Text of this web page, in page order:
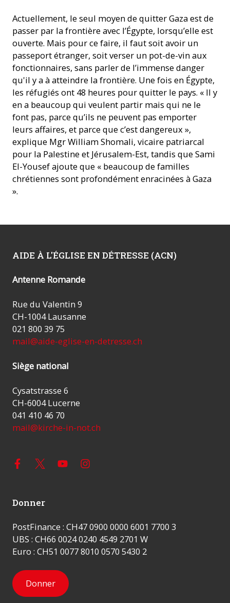
Actuellement, le seul moyen de quitter Gaza est de
passer par la frontière avec l’Égypte, lorsqu’elle est
ouverte. Mais pour ce faire, il faut soit avoir un
passeport étranger, soit verser un pot-de-vin aux
fonctionnaires, sans parler de l’immense danger
qu'il y a à atteindre la frontière. Une fois en Égypte,
les réfugiés ont 48 heures pour quitter le pays. « Il y
en a beaucoup qui veulent partir mais qui ne le
font pas, parce qu’ils ne peuvent pas emporter
leurs affaires, et parce que c’est dangereux »,
explique Mgr William Shomali, vicaire patriarcal
pour la Palestine et Jérusalem-Est, tandis que Sami
El-Yousef ajoute que « beaucoup de familles
chrétiennes sont profondément enracinées à Gaza
».
AIDE À L'ÉGLISE EN DÉTRESSE (ACN)
Antenne Romande
Rue du Valentin 9
CH-1004 Lausanne
021 800 39 75
mail@aide-eglise-en-detresse.ch
Siège national
Cysatstrasse 6
CH-6004 Lucerne
041 410 46 70
mail@kirche-in-not.ch
Donner
PostFinance : CH47 0900 0000 6001 7700 3
UBS : CH66 0024 0240 4549 2701 W
Euro : CH51 0077 8010 0570 5430 2
Donner